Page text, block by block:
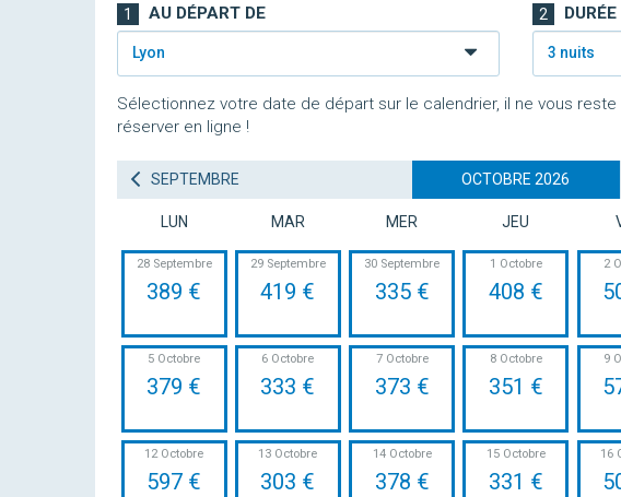
1 AU DÉPART DE
Lyon
2
3 nuits
Sélectionnez votre date de départ sur le calendrier, il ne vous
réserver en ligne !
SEPTEMBRE OCTOBRE 2026
LUN MAR MER JEU
28 Septembre
389 €
29 Septembre
419 €
30 Septembre
335 €
1 Octobre
408 €
2
5 Octobre
379 €
6 Octobre
333 €
7 Octobre
373 €
8 Octobre
351 €
9
12 Octobre
597 €
13 Octobre
303 €
14 Octobre
378 €
15 Octobre
331 €
16